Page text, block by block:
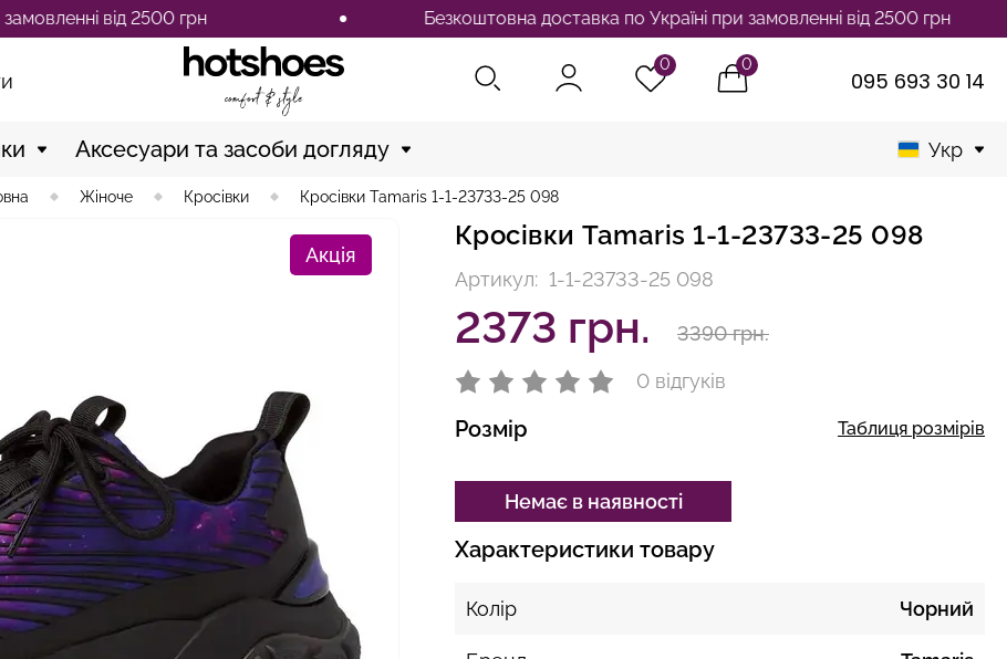
від 2500 грн Безкоштовна доставка по Україні при замовленні від 2500 грн
0 0
095 693 30 14
Аксесуари та засоби догляду Укр
Жіноче Кросівки Кросівки Tamaris 1-1-23733-25 098
Акція
Кросівки Tamaris 1-1-23733-25 098
Артикул: 1-1-23733-25 098
2373 грн. 3390 грн.
0 відгуків
Розмір Таблиця розмірів
Немає в наявності
Характеристики товару
Колір Чорний